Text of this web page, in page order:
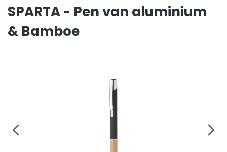
SPARTA - Pen van aluminium
& Bamboe
Afbeeldingengalerij overslaan